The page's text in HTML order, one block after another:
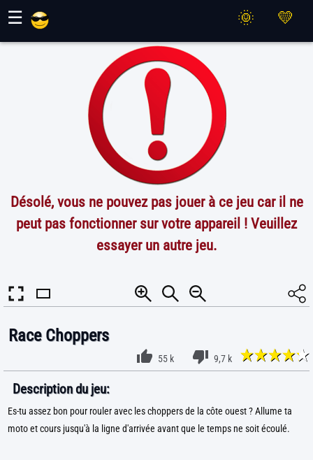
☰
Désolé, vous ne pouvez pas jouer à ce jeu car il ne
peut pas fonctionner sur votre appareil ! Veuillez
essayer un autre jeu.
Race Choppers
55 k 9,7 k
Description du jeu:
Es-tu assez bon pour rouler avec les choppers de la côte ouest ? Allume ta
moto et cours jusqu'à la ligne d'arrivée avant que le temps ne soit écoulé.